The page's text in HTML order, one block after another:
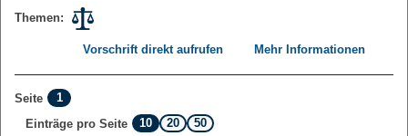
Themen:
Vorschrift direkt aufrufen Mehr Informationen
Seite
1
Einträge pro Seite
10 20 50